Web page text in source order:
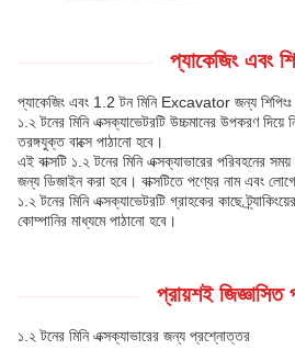
প্যাকেজিং এবং
প্যাকেজিং এবং 1.2 টন মিনি Excavator জন্য শিপিংঃ
১.২ টনের মিনি এক্সক্যাভেটরটি উচ্চমানের উপকরণ দিয়ে
তরঙ্গযুক্ত বাক্সে পাঠানো হবে।
এই বাক্সটি ১.২ টনের মিনি এক্সক্যাভারের পরিবহনের সময়
জন্য ডিজাইন করা হবে। বাক্সটিতে পণ্যের নাম এবং
১.২ টনের মিনি এক্সক্যাভেটরটি গ্রাহকের কাছে
কোম্পানির মাধ্যমে পাঠানো হবে।
প্রায়শই জিজ্ঞাসিত
১.২ টনের মিনি এক্সক্যাভারের জন্য প্রশ্নোত্তর